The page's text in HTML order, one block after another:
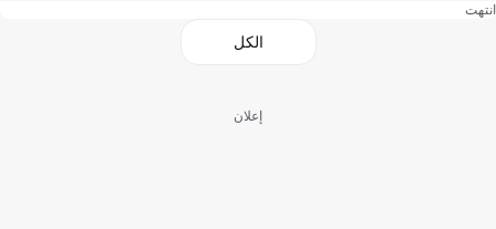
انتهت
الكل
إعلان